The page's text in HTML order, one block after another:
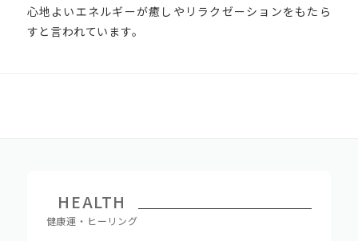
心地よいエネルギーが癒しやリラクゼーションをもたら
すと言われています。
HEALTH
健康運・ヒーリング